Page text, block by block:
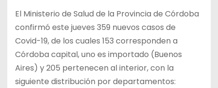
El Ministerio de Salud de la Provincia de Córdoba
confirmó este jueves 359 nuevos casos de
Covid-19, de los cuales 153 corresponden a
Córdoba capital, uno es importado (Buenos
Aires) y 205 pertenecen al interior, con la
siguiente distribución por departamentos: